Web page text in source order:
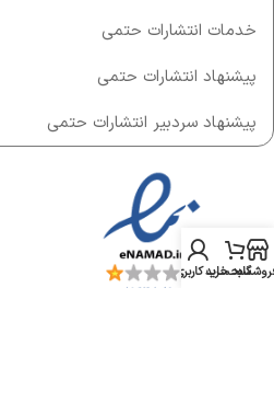
خدمات انتشارات حتمی
پیشنهاد انتشارات حتمی
پیشنهاد سردبیر انتشارات حتمی
سبد خرید
حساب کاربری من